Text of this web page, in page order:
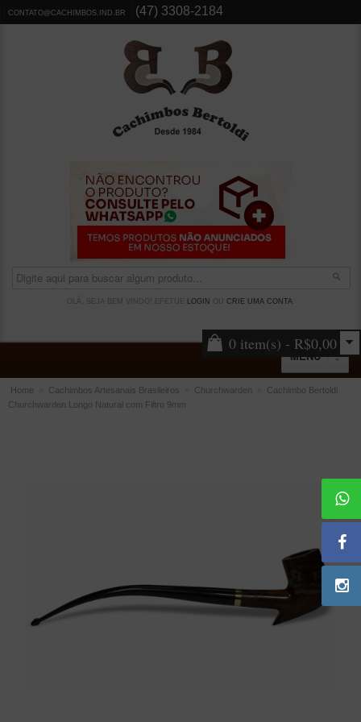
CONTATO@CACHIMBOS.IND.BR (47) 3308-2184
OLÁ, SEJA BEM VINDO! EFETUE LOGIN CRIE UMA CONTA.
0 item(s) - R$0,00
MENU
ACESSÓRIOS
Limpadores para Cachimbo
Bolsas para Cachimbo
Home Cachimbos Artesanais Brasileiros Churchwarden
Cachimbo Bertoldi
Churchwarden Longo Natural com Filtro 9mm